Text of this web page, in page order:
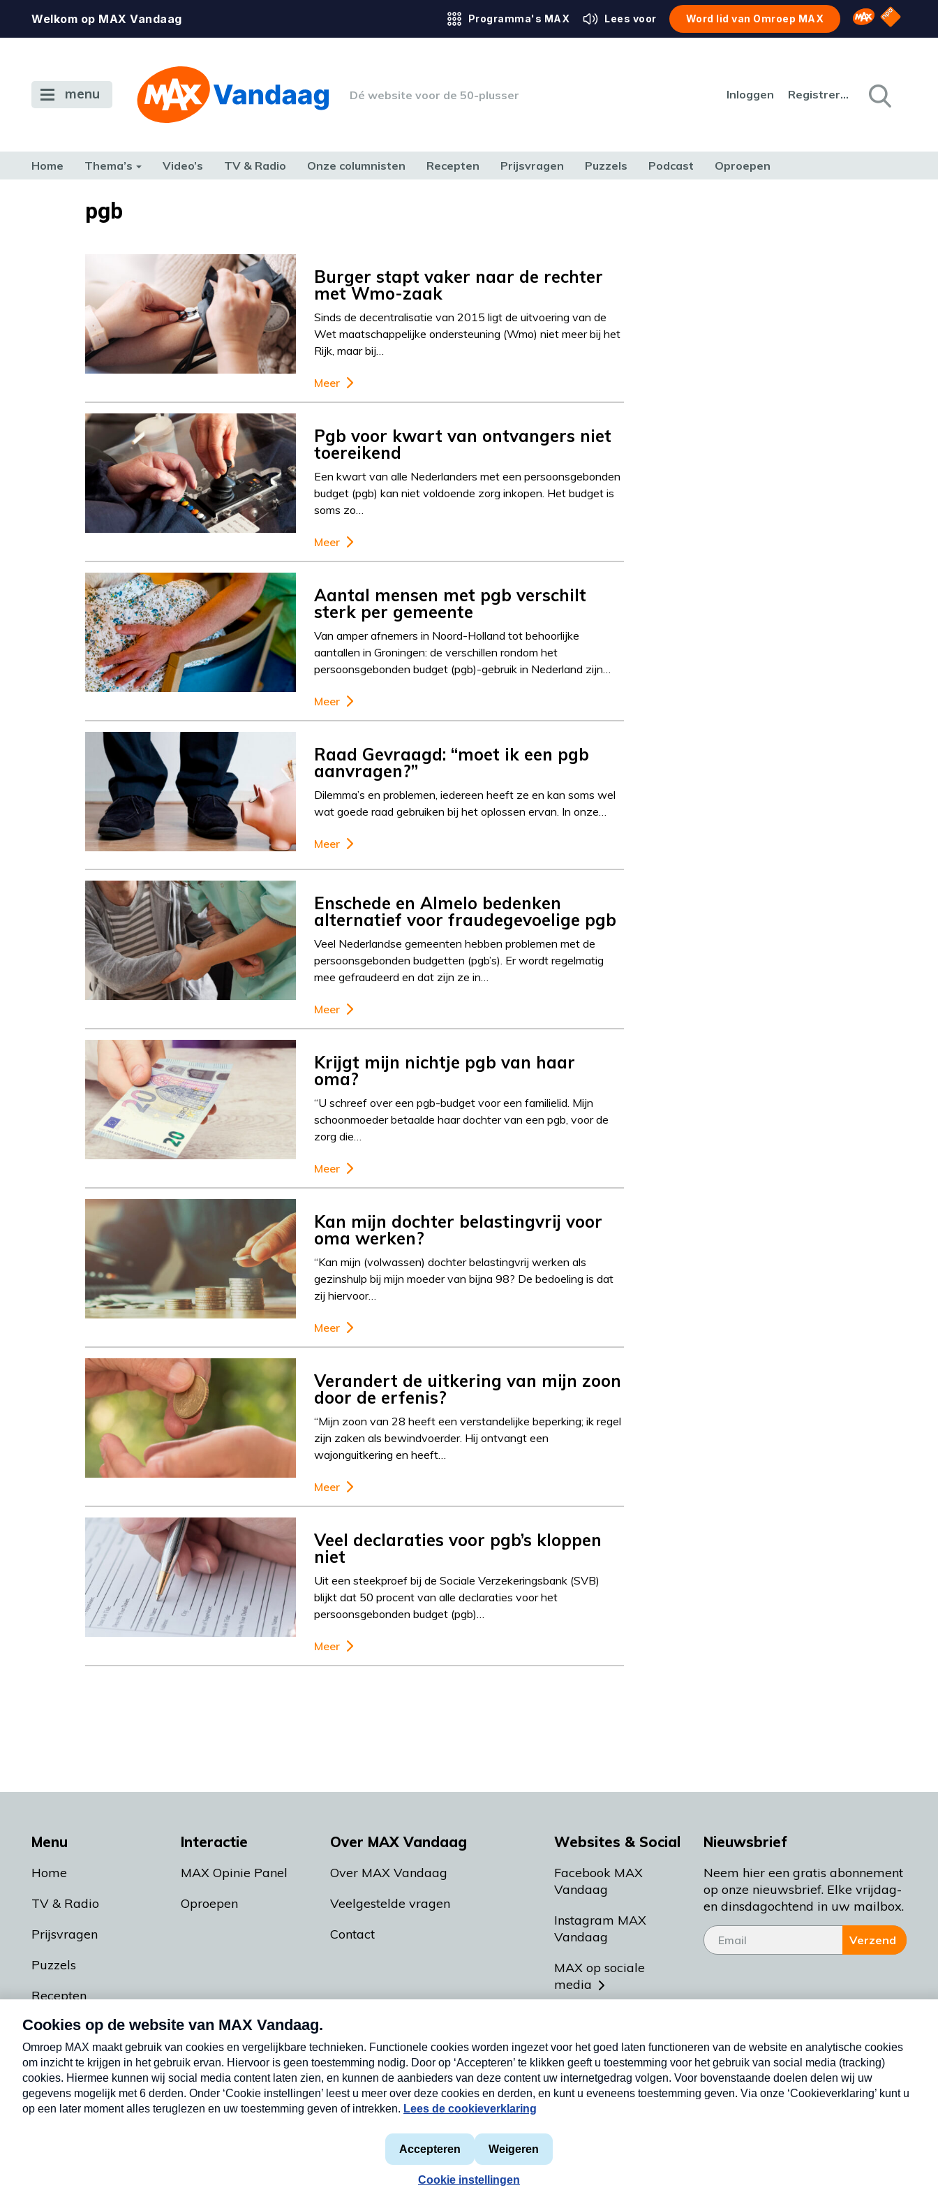
Welkom op MAX Vandaag Programma's MAX Lees voor Word lid van Omroep MAX Omroep MAX
NPO
menu Dé website voor de 50-plusser Inloggen Registreren
Home Thema’s Video’s TV & Radio Onze columnisten Recepten Prijsvragen Puzzels Podcast Oproepen
TERUG NAAR TOEN
pgb
Burger stapt vaker naar de rechter
met Wmo-zaak
Sinds de decentralisatie van 2015 ligt de uitvoering van de
Wet maatschappelijke ondersteuning (Wmo) niet meer bij het
Rijk, maar bij…
Meer
Pgb voor kwart van ontvangers niet
toereikend
Een kwart van alle Nederlanders met een persoonsgebonden
budget (pgb) kan niet voldoende zorg inkopen. Het budget is
soms zo…
Meer
Aantal mensen met pgb verschilt
sterk per gemeente
Van amper afnemers in Noord-Holland tot behoorlijke
aantallen in Groningen: de verschillen rondom het
persoonsgebonden budget (pgb)-gebruik in Nederland zijn…
Meer
Raad Gevraagd: “moet ik een pgb
aanvragen?”
Dilemma’s en problemen, iedereen heeft ze en kan soms wel
wat goede raad gebruiken bij het oplossen ervan. In onze…
Meer
Enschede en Almelo bedenken
alternatief voor fraudegevoelige pgb
Veel Nederlandse gemeenten hebben problemen met de
persoonsgebonden budgetten (pgb’s). Er wordt regelmatig
mee gefraudeerd en dat zijn ze in…
Meer
Krijgt mijn nichtje pgb van haar
oma?
“U schreef over een pgb-budget voor een familielid. Mijn
schoonmoeder betaalde haar dochter van een pgb, voor de
zorg die…
Meer
Kan mijn dochter belastingvrij voor
oma werken?
“Kan mijn (volwassen) dochter belastingvrij werken als
gezinshulp bij mijn moeder van bijna 98? De bedoeling is dat
zij hiervoor…
Meer
Verandert de uitkering van mijn zoon
door de erfenis?
“Mijn zoon van 28 heeft een verstandelijke beperking; ik regel
zijn zaken als bewindvoerder. Hij ontvangt een
wajonguitkering en heeft…
Meer
Veel declaraties voor pgb’s kloppen
niet
Uit een steekproef bij de Sociale Verzekeringsbank (SVB)
blijkt dat 50 procent van alle declaraties voor het
persoonsgebonden budget (pgb)…
Meer
Menu
Home
TV & Radio
Prijsvragen
Puzzels
Recepten
Podcasts
Interactie
MAX Opinie Panel
Oproepen
Over MAX Vandaag
Over MAX Vandaag
Veelgestelde vragen
Contact
Websites & Social
Facebook MAX
Vandaag
Instagram MAX
Vandaag
MAX op sociale
media
Meldpunt Actueel
Heel Holland Bakt
Nieuwsbrief
Neem hier een gratis abonnement
op onze nieuwsbrief. Elke vrijdag-
en dinsdagochtend in uw mailbox.
Verzend
Privacyverklaring
Cookieverklaring
Nieuwsbrief
Neem hier een gratis abonnement op onze